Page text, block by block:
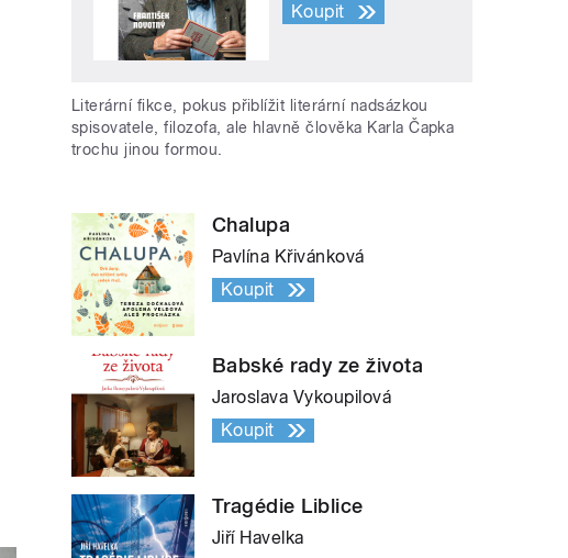
Koupit
Literární fikce, pokus přiblížit literární nadsázkou
spisovatele, filozofa, ale hlavně člověka Karla Čapka
trochu jinou formou.
Chalupa
Pavlína Křivánková
Koupit
Babské rady ze života
Jaroslava Vykoupilová
Koupit
Tragédie Liblice
Jiří Havelka